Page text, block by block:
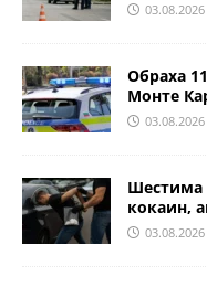
03.08.2026
Обраха
Монте
03.08.2026
Шестима
кокаин,
03.08.2026